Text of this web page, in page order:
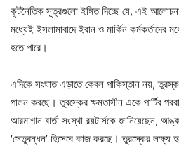
কূটনৈতিক সূত্রগুলো ইঙ্গিত দিচ্ছে যে, এই
মধ্যেই ইসলামাবাদে ইরান ও মার্কিন কর্মকর্তাদের
হতে পারে।
এদিকে সংঘাত এড়াতে কেবল পাকিস্তান নয়,
পালন করছে। তুরস্কের ক্ষমতাসীন একে পার্টির
আরমাগান বার্তা সংস্থা রয়টার্সকে জানিয়েছেন,
‘সেতুবন্ধন’ হিসেবে কাজ করছে। তুরস্কের লক্ষ্য